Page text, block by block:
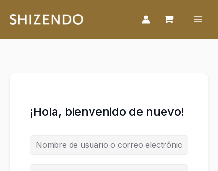
¡Hola, bienvenido de nuevo!